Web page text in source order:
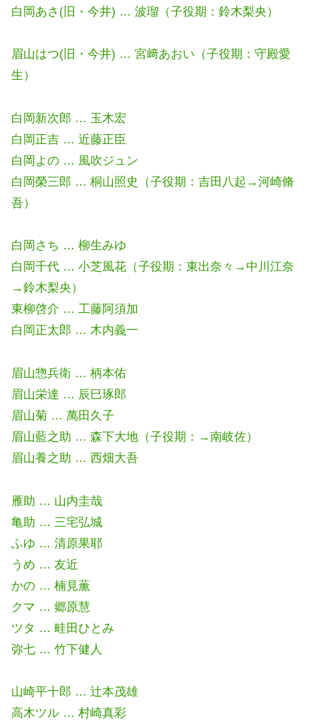
白岡あさ(旧・今井) … 波瑠（子役期：鈴木梨央）
眉山はつ(旧・今井) … 宮﨑あおい（子役期：守殿愛
生）
白岡新次郎 … 玉木宏
白岡正吉 … 近藤正臣
白岡よの … 風吹ジュン
白岡榮三郎 … 桐山照史（子役期：吉田八起→河崎脩
吾）
白岡さち … 柳生みゆ
白岡千代 … 小芝風花（子役期：東出奈々→中川江奈
→鈴木梨央）
東柳啓介 … 工藤阿須加
白岡正太郎 … 木内義一
眉山惣兵衛 … 柄本佑
眉山栄達 … 辰巳琢郎
眉山菊 … 萬田久子
眉山藍之助 … 森下大地（子役期：→南岐佐）
眉山養之助 … 西畑大吾
雁助 … 山内圭哉
亀助 … 三宅弘城
ふゆ … 清原果耶
うめ … 友近
かの … 楠見薫
クマ … 郷原慧
ツタ … 畦田ひとみ
弥七 … 竹下健人
山崎平十郎 … 辻本茂雄
高木ツル … 村崎真彩